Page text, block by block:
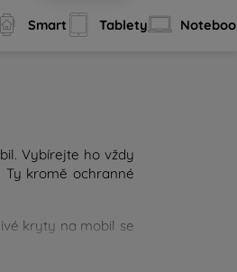
Smart Tablety
Vybírejte ho vždy
Ty kromě ochranné
kryty na mobil se